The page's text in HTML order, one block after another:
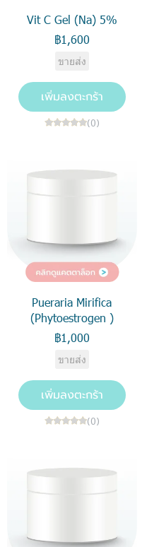
Vit C Gel (Na) 5%
฿1,600
ขายส่ง
เพิ่มลงตะกร้า
(0)
Pueraria Mirifica
(Phytoestrogen )
฿1,000
ขายส่ง
เพิ่มลงตะกร้า
(0)